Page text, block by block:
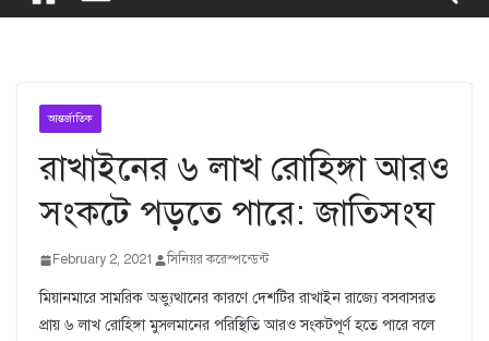
আন্তর্জাতিক
রাখাইনের ৬ লাখ রোহিঙ্গা আরও
সংকটে পড়তে পারে: জাতিসংঘ
February 2, 2021 সিনিয়র করেস্পন্ডেন্ট
মিয়ানমারে সামরিক অভ্যুত্থানের কারণে দেশটির রাখাইন রাজ্যে বসবাসরত
প্রায় ৬ লাখ রোহিঙ্গা মুসলমানের পরিস্থিতি আরও সংকটপূর্ণ হতে পারে বলে